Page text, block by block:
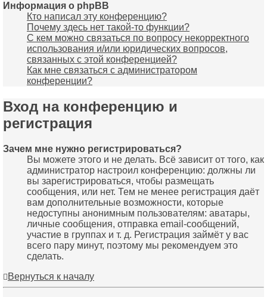
Информация о phpBB
Кто написал эту конференцию?
Почему здесь нет такой-то функции?
С кем можно связаться по вопросу некорректного
использования и/или юридических вопросов,
связанных с этой конференцией?
Как мне связаться с администратором
конференции?
Вход на конференцию и
регистрация
Зачем мне нужно регистрироваться?
Вы можете этого и не делать. Всё зависит от того, как
администратор настроил конференцию: должны ли
вы зарегистрироваться, чтобы размещать
сообщения, или нет. Тем не менее регистрация даёт
вам дополнительные возможности, которые
недоступны анонимным пользователям: аватары,
личные сообщения, отправка email-сообщений,
участие в группах и т. д. Регистрация займёт у вас
всего пару минут, поэтому мы рекомендуем это
сделать.
Вернуться к началу